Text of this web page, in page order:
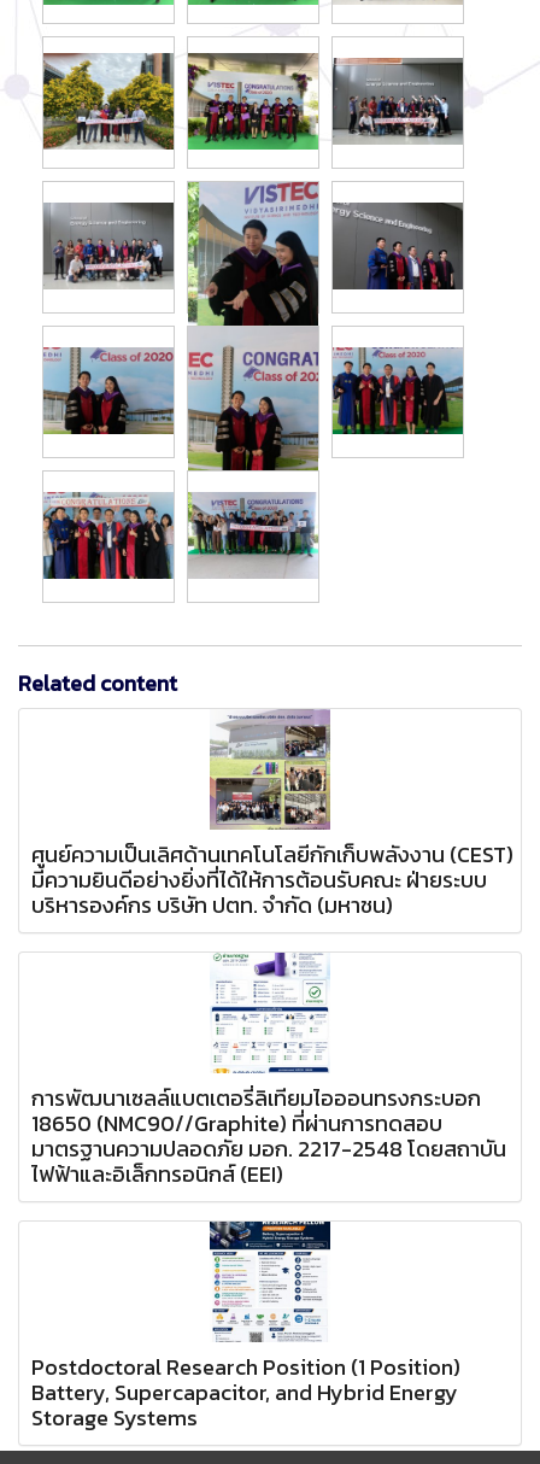
Related content
ศูนย์ความเป็นเลิศด้านเทคโนโลยีกักเก็บพลังงาน (CEST)
มีความยินดีอย่างยิ่งที่ได้ให้การต้อนรับคณะ ฝ่ายระบบ
บริหารองค์กร บริษัท ปตท. จำกัด (มหาชน)
การพัฒนาเซลล์แบตเตอรี่ลิเทียมไอออนทรงกระบอก
18650 (NMC90//Graphite) ที่ผ่านการทดสอบ
มาตรฐานความปลอดภัย มอก. 2217-2548 โดยสถาบัน
ไฟฟ้าและอิเล็กทรอนิกส์ (EEI)
Postdoctoral Research Position (1 Position)
Battery, Supercapacitor, and Hybrid Energy
Storage Systems